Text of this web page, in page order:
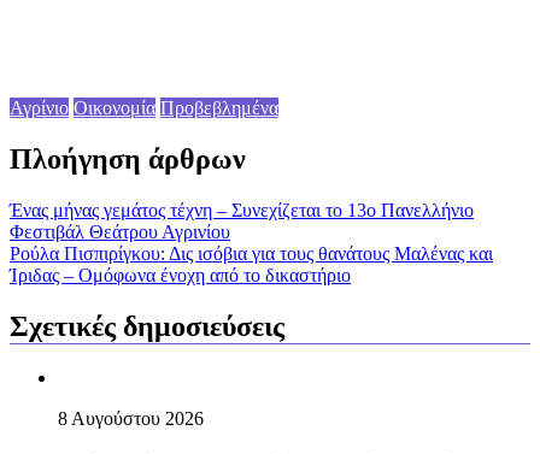
Αγρίνιο Οικονομία Προβεβλημένα
Πλοήγηση άρθρων
Ένας μήνας γεμάτος τέχνη – Συνεχίζεται το 13ο Πανελλήνιο
Φεστιβάλ Θεάτρου Αγρινίου
Ρούλα Πισπιρίγκου: Δις ισόβια για τους θανάτους Μαλένας και
Ίριδας – Ομόφωνα ένοχη από το δικαστήριο
Σχετικές δημοσιεύσεις
8 Αυγούστου 2026